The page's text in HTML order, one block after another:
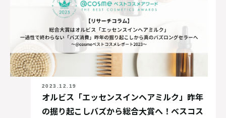
2023.12.19
オルビス「エッセンスインヘアミルク」昨年
の掘り起こしバズから総合大賞へ！ベスコス